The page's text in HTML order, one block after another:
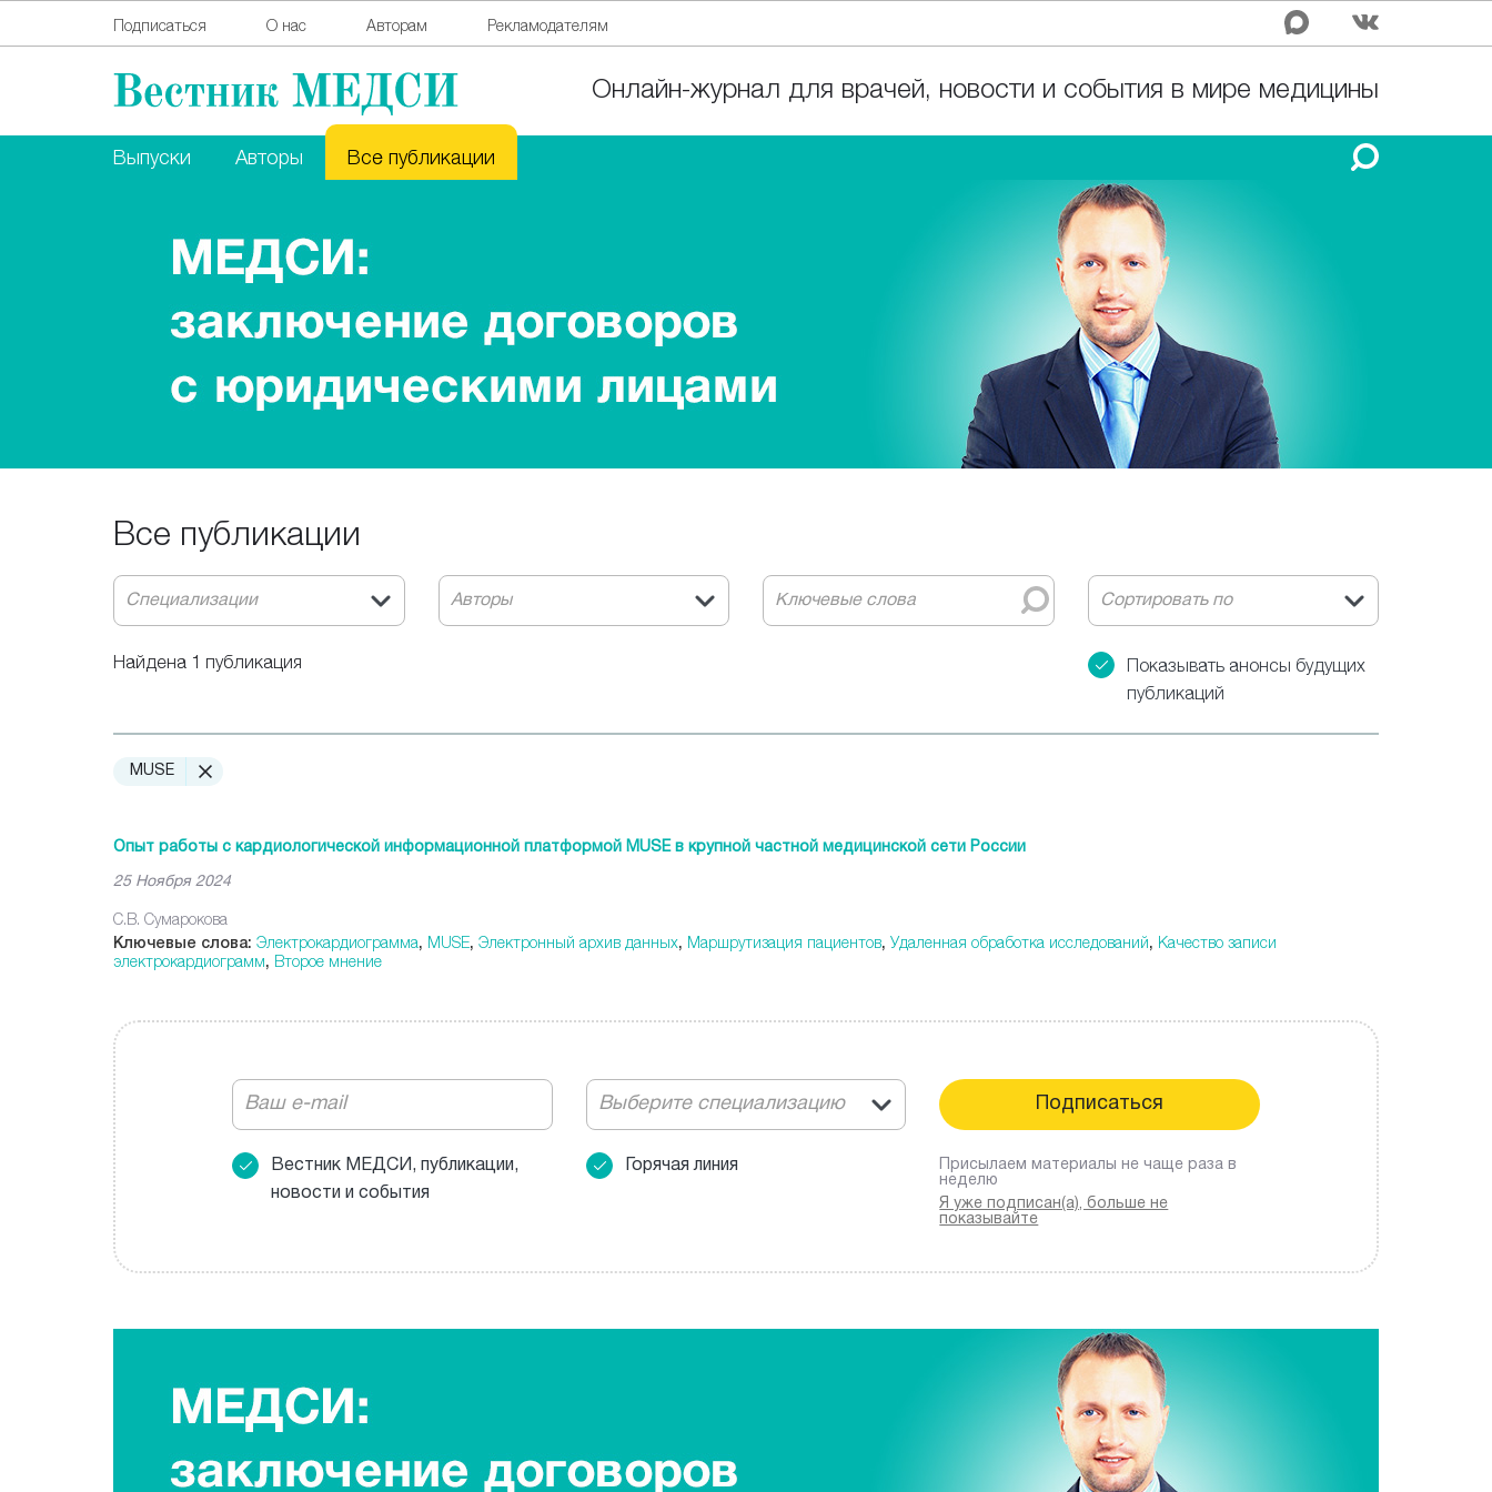
Подписаться О нас Авторам Рекламодателям
Онлайн-журнал для врачей, новости и события в мире медицины
Выпуски Авторы Все публикации
Все публикации
Специализации Авторы Сортировать по
Найдена 1 публикация
Показывать анонсы будущих
публикаций
MUSE
Опыт работы с кардиологической информационной платформой MUSE в крупной частной медицинской сети России
25 Ноября 2024
С.В. Сумарокова
Ключевые слова: Электрокардиограмма, MUSE, Электронный архив данных, Маршрутизация пациентов, Удаленная обработка исследований, Качество записи
электрокардиограмм, Второе мнение
Выберите специализацию
Вестник МЕДСИ, публикации,
новости и события
Горячая линия
Присылаем материалы не чаще раза в
неделю
Я уже подписан(а), больше не
показывайте